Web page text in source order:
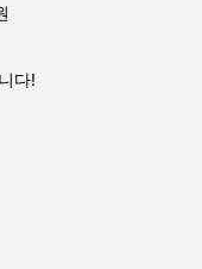
다!